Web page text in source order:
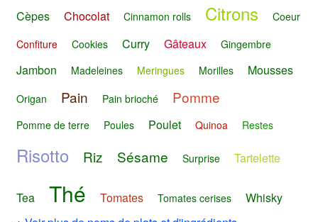
Cèpes Chocolat Cinnamon rolls Citrons
Coeur
Confiture
Cookies Curry Gâteaux Gingembre
Jambon Madeleines Meringues Morilles Mousses
Origan Pain Pain brioché Pomme
Pomme de terre Poules Poulet Quinoa Restes
Risotto Riz Sésame Surprise Tartelette
Tea Thé Tomates Tomates cerises
Whisky